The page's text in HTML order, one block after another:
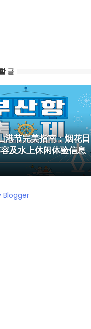
글
港节完美指南：烟花日
及水上休闲体验信息
Blogger